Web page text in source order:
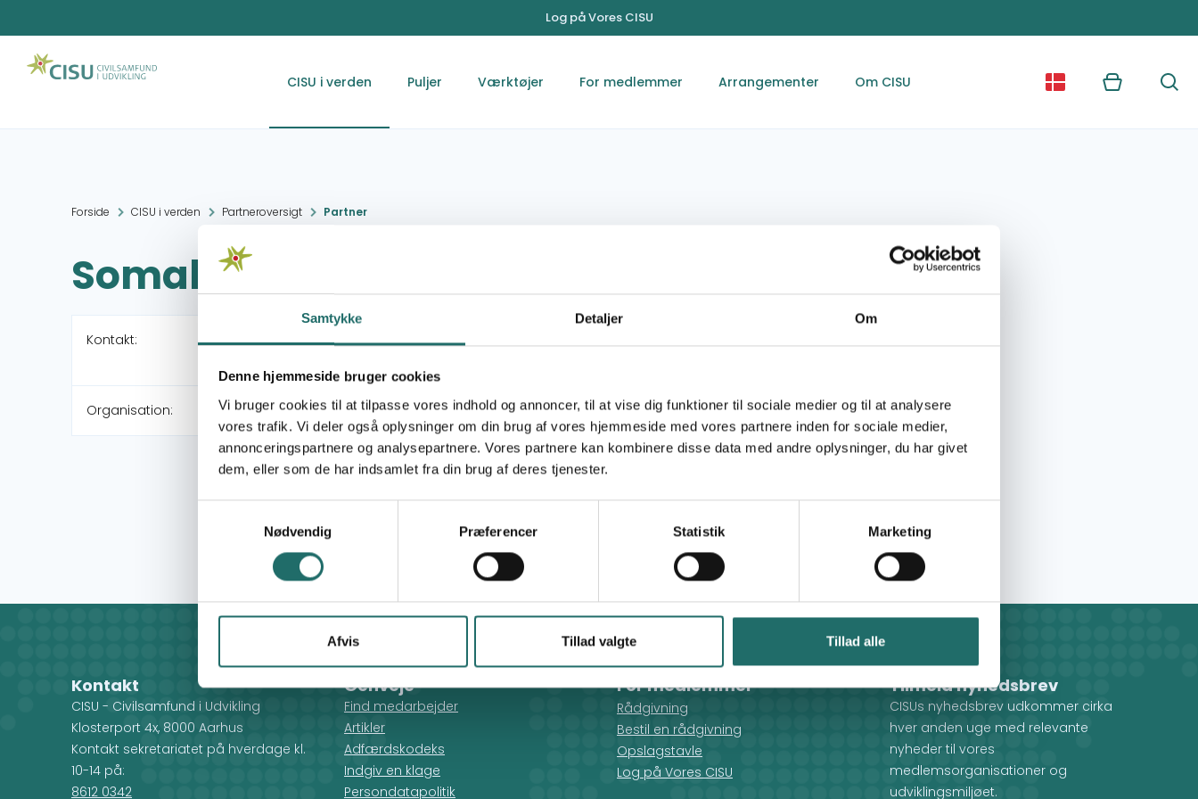
Samtykke Detaljer Om
Denne hjemmeside bruger cookies
Vi bruger cookies til at tilpasse vores indhold og annoncer, til at vise dig funktioner til sociale medier og til at analysere
vores trafik. Vi deler også oplysninger om din brug af vores hjemmeside med vores partnere inden for sociale medier,
annonceringspartnere og analysepartnere. Vores partnere kan kombinere disse data med andre oplysninger, du har givet
dem, eller som de har indsamlet fra din brug af deres tjenester.
Nødvendig
Præferencer Statistik Marketing
Afvis Tillad valgte Tillad alle
Log på Vores CISU
CISU i verden Puljer Værktøjer For medlemmer Arrangementer Om CISU Kurv Søg
Forside CISU i verden Partneroversigt Partner
Somali FairFishing
Kontakt:
Bygmestervej 57, 2400 København NV
Organisation: GURYASAMO
Kontakt
CISU - Civilsamfund i Udvikling
Klosterport 4x, 8000 Aarhus
Kontakt sekretariatet på hverdage kl.
10-14 på:
8612 0342
Genveje
Find medarbejder
Artikler
Adfærdskodeks
Indgiv en klage
Persondatapolitik
For medlemmer
Rådgivning
Bestil en rådgivning
Opslagstavle
Log på Vores CISU
Tilmeld nyhedsbrev
CISUs nyhedsbrev udkommer cirka
hver anden uge med relevante
nyheder til vores
medlemsorganisationer og
udviklingsmiljøet.